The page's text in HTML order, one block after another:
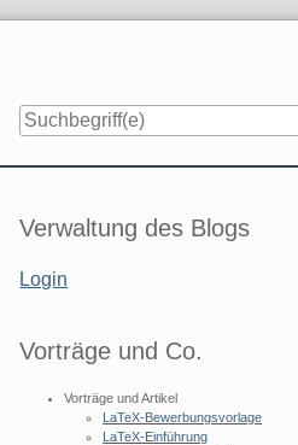
Verwaltung des Blogs
Login
Vorträge und Co.
Vorträge und Artikel
LaTeX-Bewerbungsvorlage
LaTeX-Einführung